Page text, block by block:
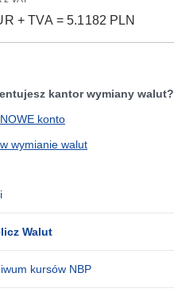
kantor wymiany walut?
konto
wymianie walut
Walut
kursów NBP